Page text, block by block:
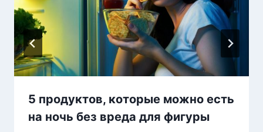
5 продуктов, которые можно есть
на ночь без вреда для фигуры